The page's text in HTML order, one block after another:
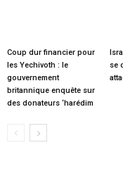
Coup dur financier pour
les Yechivoth : le
gouvernement
britannique enquête sur
des donateurs ‘harédim
se